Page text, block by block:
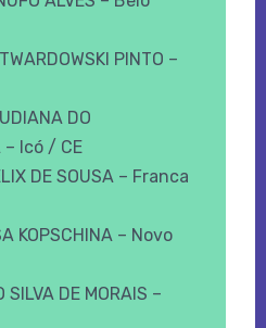
PINTO –
DO
– Icó / CE
DE SOUSA – Franca
KOPSCHINA – Novo
SILVA DE MORAIS –